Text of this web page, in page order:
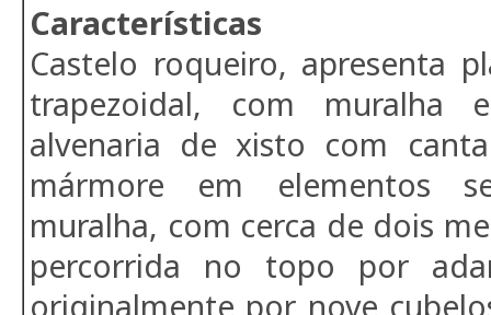
Características
Castelo roqueiro, apresenta
trapezoidal, com muralha
alvenaria de xisto com
mármore em elementos
muralha, com cerca de dois
percorrida no topo por
originalmente por nove